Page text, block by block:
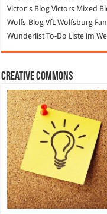
Victor's Blog Victors Mixed
Wolfs-Blog VfL Wolfsburg
WunderlistTo-Do Liste im
Creative Commons